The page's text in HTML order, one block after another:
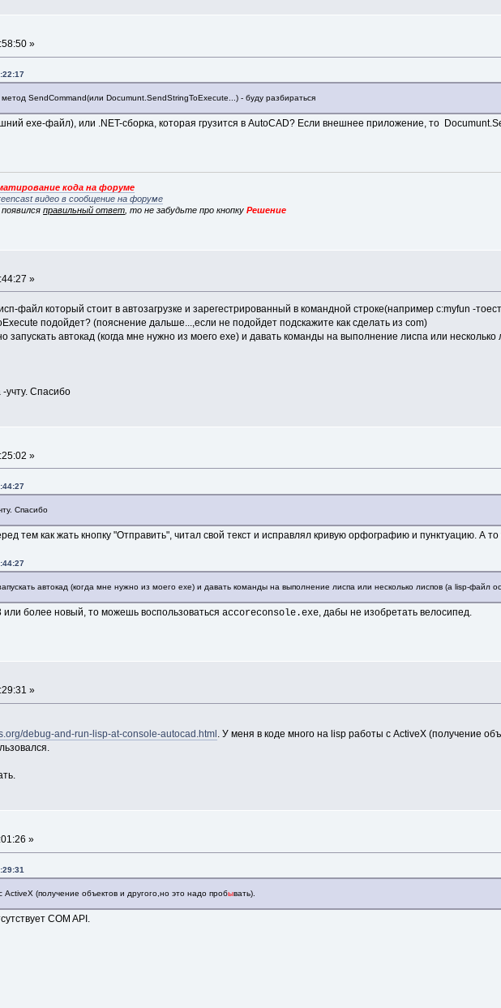
»
SendCommand(или Documunt.SendStringToExecute...) - буду разбираться
exe-файл), или .NET-сборка, которая грузится в AutoCAD? Если внешнее приложение, то
кода на форуме
видео в сообщение на форуме
появилсяправильный ответ , то не забудьте про кнопкуРешение
»
файл который стоит в автозагрузке и зарегестрированный в командной строке(например c:myfun -
подойдет? (пояснение дальше...,если не подойдет подскажите как сделать из com)
запускать автокад (когда мне нужно из моего ехе) и давать команды на выполнение лиспа или
учту. Спасибо
»
Спасибо
тем как жать кнопку "Отправить", читал свой текст и исправлял кривую орфографию и пунктуацию. А то
автокад (когда мне нужно из моего ехе) и давать команды на выполнение лиспа или несколько лиспов (а lisp-файл
или более новый, то можешь воспользоватьсяaccoreconsole.exe , дабы не изобретать велосипед.
»
debug-and-run-lisp-at-console-autocad.html . У меня в коде много на lisp работы с ActiveX (получение
»
(получение объектов и другого,но это надо пробывать).
COM API.